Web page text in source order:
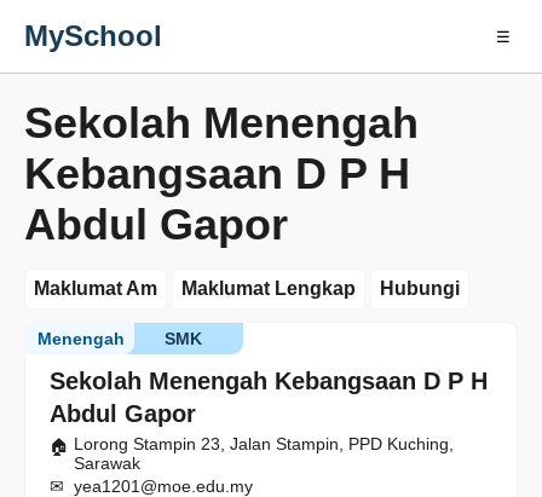
MySchool ☰
Sekolah Menengah
Kebangsaan D P H
Abdul Gapor
Maklumat Am Maklumat Lengkap Hubungi
Sekolah Menengah Kebangsaan D P H
Abdul Gapor
SMK
Menengah
Lorong Stampin 23, Jalan Stampin, PPD Kuching,
Sarawak
yea1201@moe.edu.my